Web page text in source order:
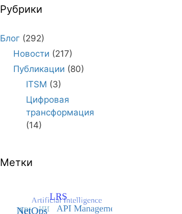
Рубрики
Блог (292)
Новости (217)
Публикации (80)
ITSM (3)
Цифровая
трансформация
(14)
Метки